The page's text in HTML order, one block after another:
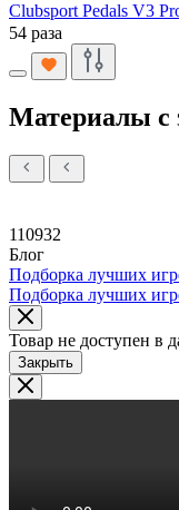
Clubsport Pedals V3
54 раза
Материалы с
110932
Блог
Подборка лучших
Подборка лучших
Товар не доступен в
Закрыть